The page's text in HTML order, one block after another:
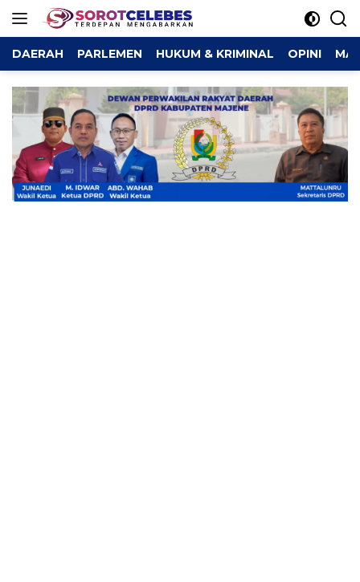
DAERAH PARLEMEN HUKUM & KRIMINAL OPINI